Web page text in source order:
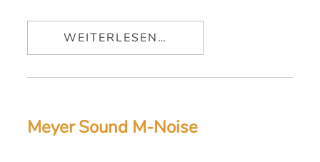
WEITERLESEN…
Meyer Sound M-Noise